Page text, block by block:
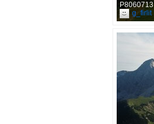
P8060713
g_firlit